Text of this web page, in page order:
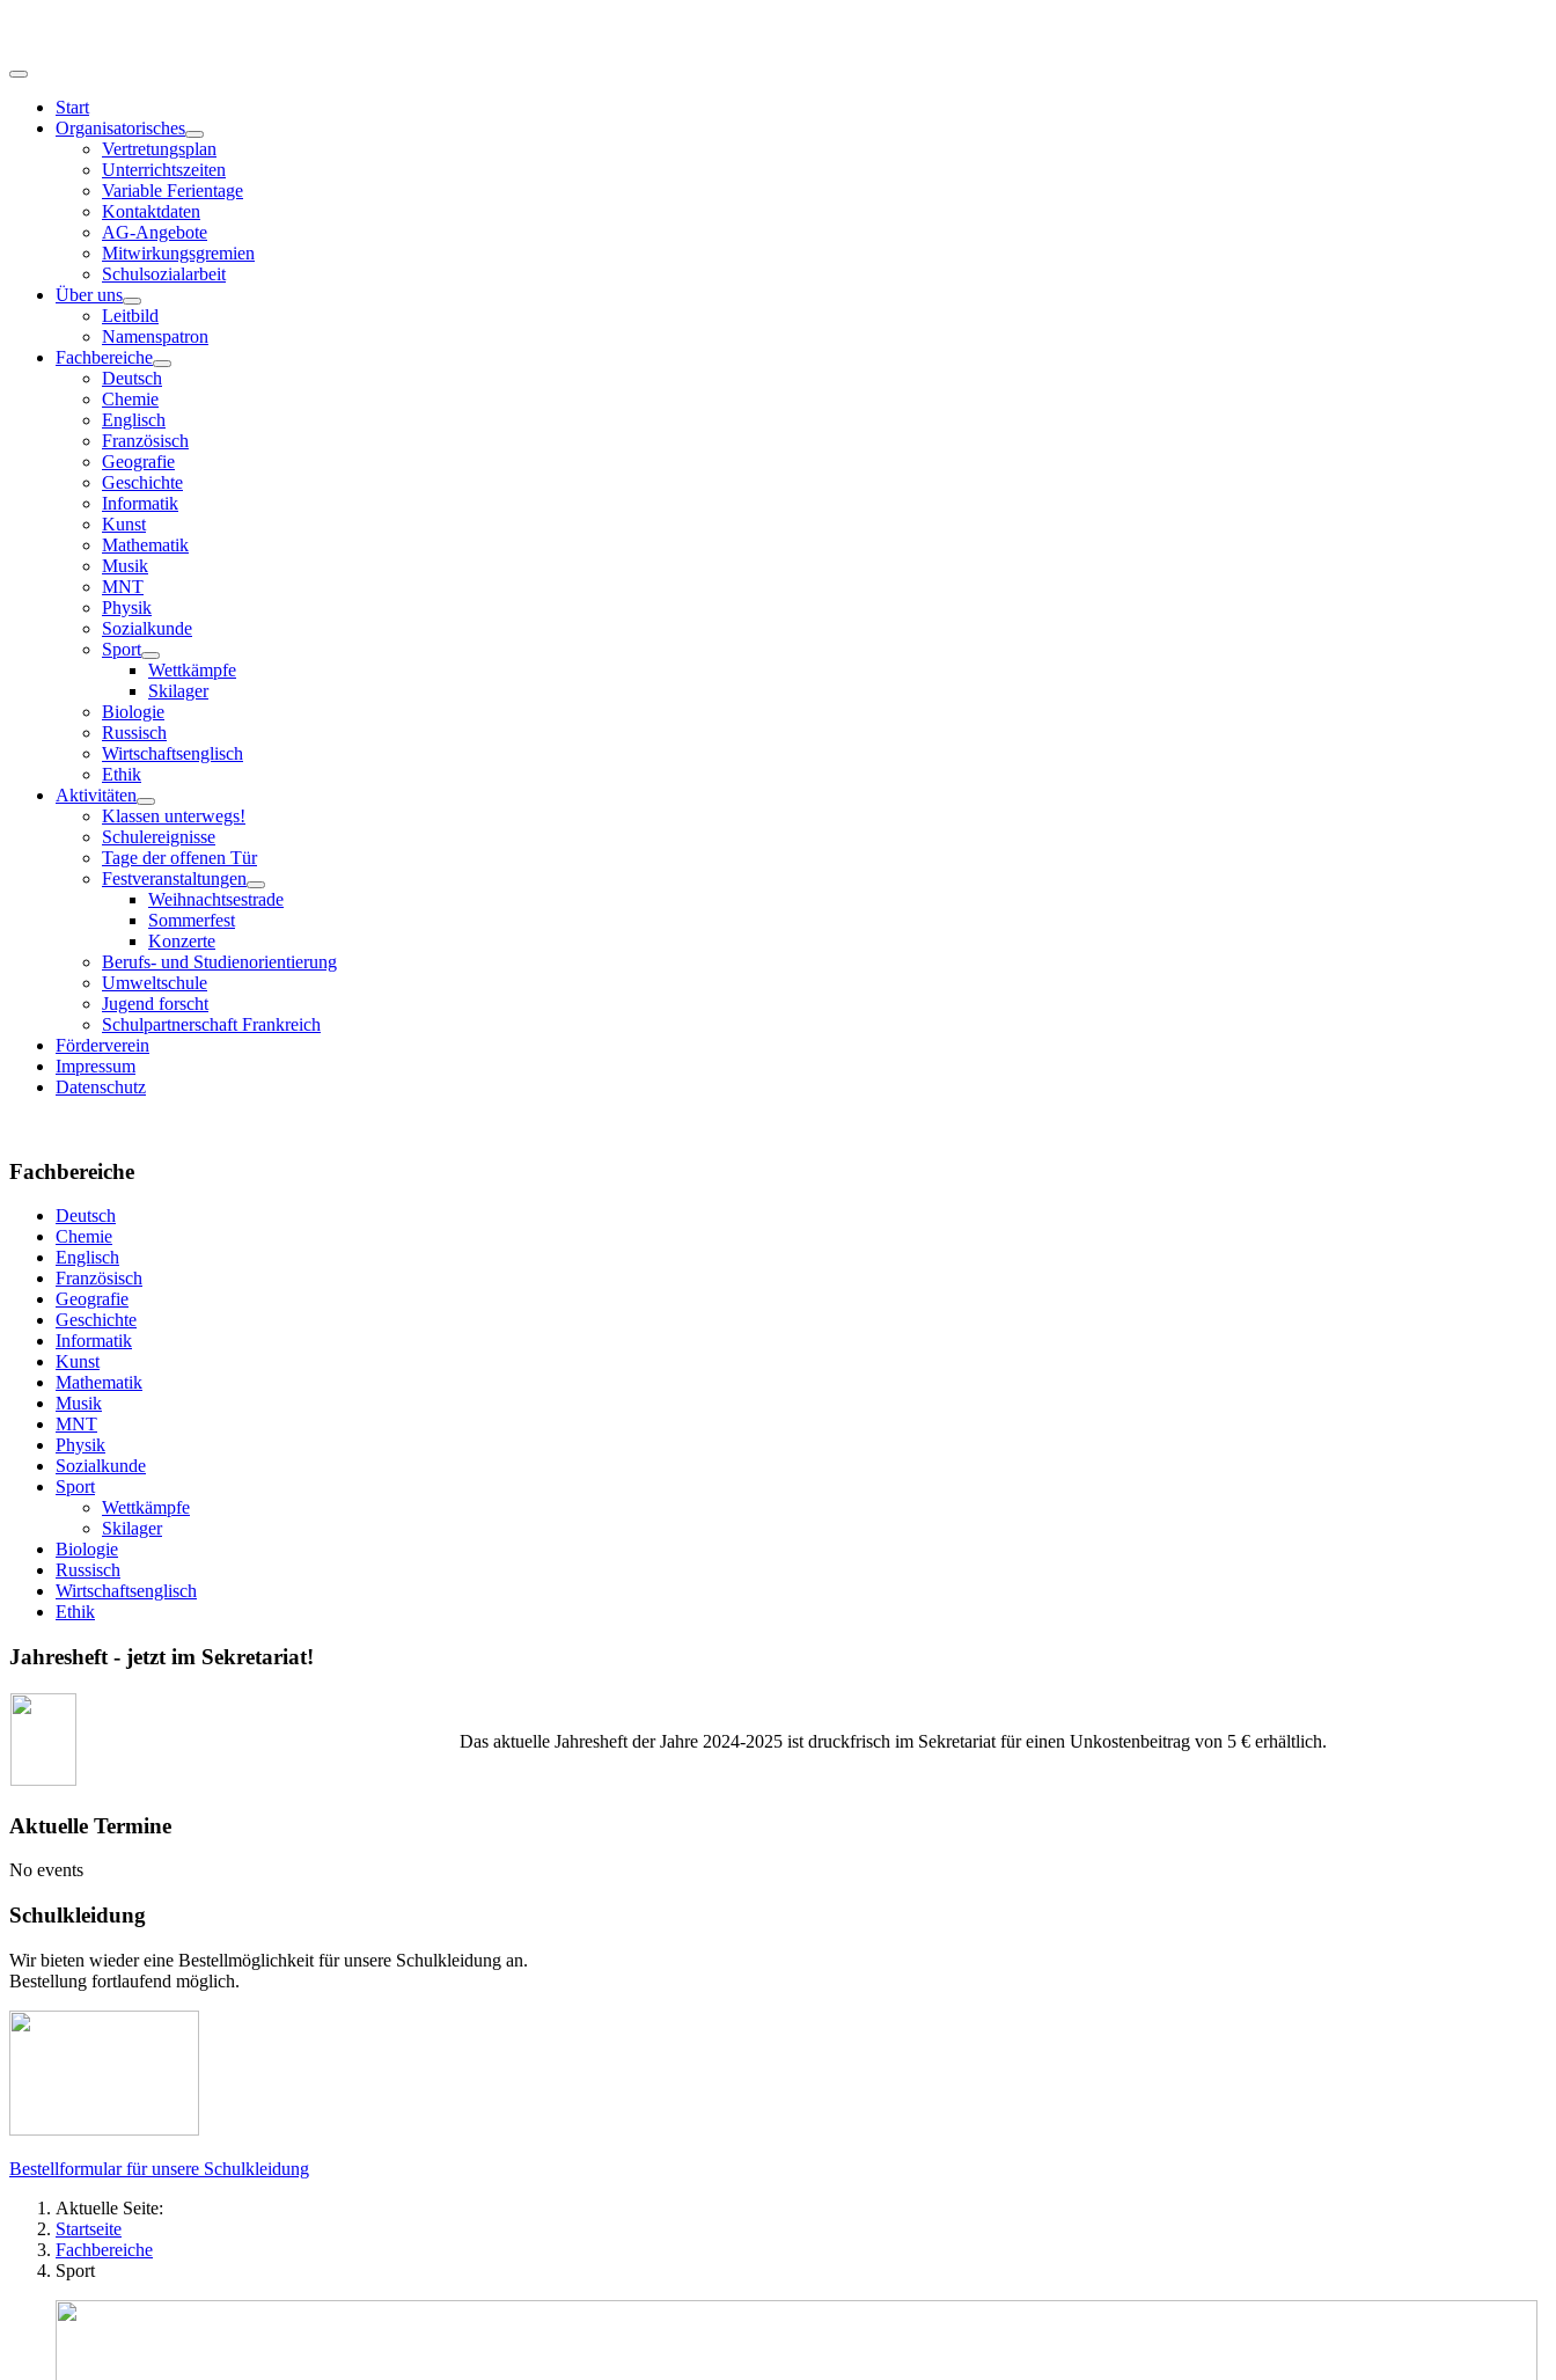
Start
Organisatorisches
Vertretungsplan
Unterrichtszeiten
Variable Ferientage
Kontaktdaten
AG-Angebote
Mitwirkungsgremien
Schulsozialarbeit
Über uns
Leitbild
Namenspatron
Fachbereiche
Deutsch
Chemie
Englisch
Französisch
Geografie
Geschichte
Informatik
Kunst
Mathematik
Musik
MNT
Physik
Sozialkunde
Sport
Wettkämpfe
Skilager
Biologie
Russisch
Wirtschaftsenglisch
Ethik
Aktivitäten
Klassen unterwegs!
Schulereignisse
Tage der offenen Tür
Festveranstaltungen
Weihnachtsestrade
Sommerfest
Konzerte
Berufs- und Studienorientierung
Umweltschule
Jugend forscht
Schulpartnerschaft Frankreich
Förderverein
Impressum
Datenschutz
Fachbereiche
Deutsch
Chemie
Englisch
Französisch
Geografie
Geschichte
Informatik
Kunst
Mathematik
Musik
MNT
Physik
Sozialkunde
Sport
Wettkämpfe
Skilager
Biologie
Russisch
Wirtschaftsenglisch
Ethik
Jahresheft - jetzt im Sekretariat!
Das aktuelle Jahresheft der Jahre 2024-2025 ist druckfrisch im Sekretariat für einen Unkostenbeitrag von 5 € erhältlich.
Aktuelle Termine
No events
Schulkleidung
Wir bieten wieder eine Bestellmöglichkeit für unsere Schulkleidung an.
Bestellung fortlaufend möglich.
Bestellformular für unsere Schulkleidung
Aktuelle Seite:
Startseite
Fachbereiche
Sport